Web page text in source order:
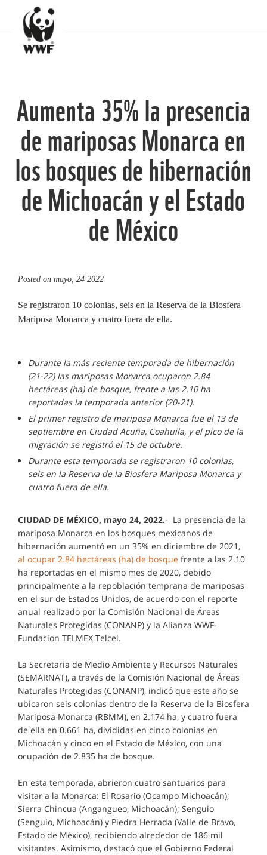
Aumenta 35% la presencia
de mariposas Monarca en
los bosques de hibernación
de Michoacán y el Estado
de México
Posted on mayo, 24 2022
Se registraron 10 colonias, seis en la Reserva de la Biosfera
Mariposa Monarca y cuatro fuera de ella.
Durante la más reciente temporada de hibernación
(21-22) las mariposas Monarca ocuparon 2.84
hectáreas (ha) de bosque, frente a las 2.10 ha
reportadas la temporada anterior (20-21).
El primer registro de mariposa Monarca fue el 13 de
septiembre en Ciudad Acuña, Coahuila, y el pico de la
migración se registró el 15 de octubre.
Durante esta temporada se registraron 10 colonias,
seis en la Reserva de la Biosfera Mariposa Monarca y
cuatro fuera de ella.
CIUDAD DE MÉXICO, mayo 24, 2022.- La presencia de la
mariposa Monarca en los bosques mexicanos de
hibernación aumentó en un 35% en diciembre de 2021,
al ocupar 2.84 hectáreas (ha) de bosque frente a las 2.10
ha reportadas en el mismo mes de 2020, debido
principalmente a la repoblación temprana de mariposas
en el sur de Estados Unidos, de acuerdo con el reporte
anual realizado por la Comisión Nacional de Áreas
Naturales Protegidas (CONANP) y la Alianza WWF-
Fundacion TELMEX Telcel.
La Secretaria de Medio Ambiente y Recursos Naturales
(SEMARNAT), a través de la Comisión Nacional de Áreas
Naturales Protegidas (CONANP), indicó que este año se
ubicaron seis colonias dentro de la Reserva de la Biosfera
Mariposa Monarca (RBMM), en 2.174 ha, y cuatro fuera
de ella en 0.661 ha, divididas en cinco colonias en
Michoacán y cinco en el Estado de México, con una
ocupación de 2.835 ha de bosque.
En esta temporada, abrieron cuatro santuarios para
visitar a la Monarca: El Rosario (Ocampo Michoacán);
Sierra Chincua (Angangueo, Michoacán); Senguio
(Senguio, Michoacán) y Piedra Herrada (Valle de Bravo,
Estado de México), recibiendo alrededor de 186 mil
visitantes. Asimismo, destacó que el Gobierno Federal